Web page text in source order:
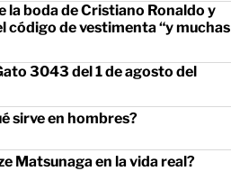
la boda de Cristiano Ronaldo y
código de vestimenta “y muchas
3043 del 1 de agosto del
sirve en hombres?
Matsunaga en la vida real?